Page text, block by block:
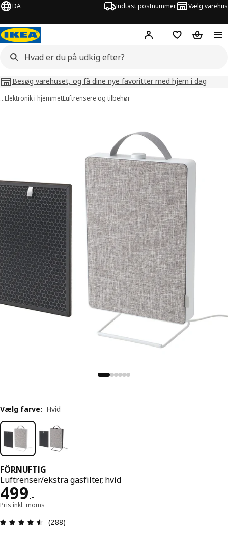
DA Indtast postnummer Vælg varehus
Hej! Log ind her
Huskeliste
Kurv
Besøg varehuset, og få dine nye favoritter med hjem i dag
…Elektronik i hjemmetLuftrensere og tilbehør
FÖRNUFTIG
Luftrenser/ekstra gasfilter, hvid
499.-
Pris 499.-
Pris inkl. moms
Anmeldelse: 4.5 Ud af 5 Stjerner. Anmeldelser i
(288)
Vælg farve: Hvid